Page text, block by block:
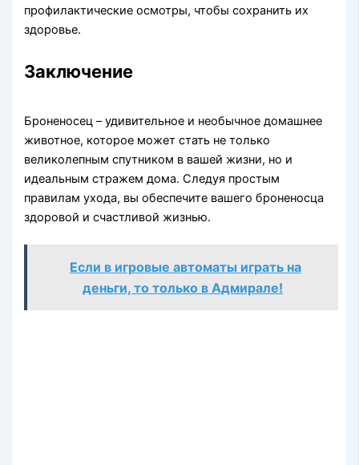
профилактические осмотры, чтобы сохранить их
здоровье.
Заключение
Броненосец – удивительное и необычное домашнее
животное, которое может стать не только
великолепным спутником в вашей жизни, но и
идеальным стражем дома. Следуя простым
правилам ухода, вы обеспечите вашего броненосца
здоровой и счастливой жизнью.
Если в игровые автоматы играть на
деньги, то только в Адмирале!